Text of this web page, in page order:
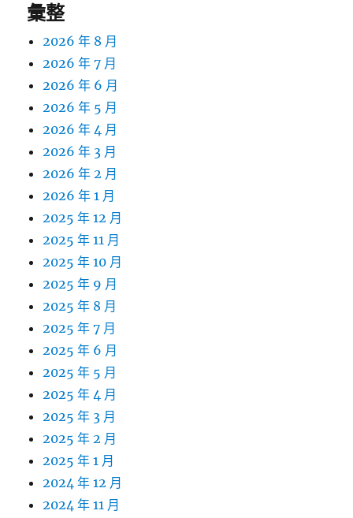
彙整
2026 年 8 月
2026 年 7 月
2026 年 6 月
2026 年 5 月
2026 年 4 月
2026 年 3 月
2026 年 2 月
2026 年 1 月
2025 年 12 月
2025 年 11 月
2025 年 10 月
2025 年 9 月
2025 年 8 月
2025 年 7 月
2025 年 6 月
2025 年 5 月
2025 年 4 月
2025 年 3 月
2025 年 2 月
2025 年 1 月
2024 年 12 月
2024 年 11 月